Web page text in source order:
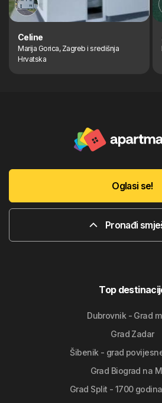
Celine
Marija Gorica, Zagreb i središnja
Hrvatska
Oglasi se!
Pronađi
Top
Dubrovnik - Grad
Grad Zadar
Šibenik - grad
Grad Biograd na
Grad Split - 1700